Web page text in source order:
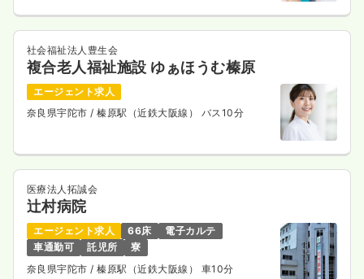
社会福祉法人豊生会
複合老人福祉施設 ゆぁほうむ榛原
エージェント求人
奈良県宇陀市/ 榛原駅（近鉄大阪線） バス10分
医療法人拓誠会
辻村病院
エージェント求人 66床
電子カルテ
車通勤可
託児所
寮
奈良県宇陀市 / 榛原駅（近鉄大阪線） 車10分